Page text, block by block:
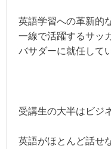
英語学習への革新的
一線で活躍するサッ
バサダーに就任して
受講生の大半はビジ
英語がほとんど話せ